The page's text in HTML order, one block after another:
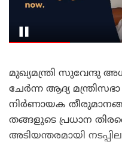
മുഖ്യമന്ത്രി സുവേന്ദു
ചേർന്ന ആദ്യ
നിർണായക
തങ്ങളുടെ പ്രധാന
അടിയന്തരമായി